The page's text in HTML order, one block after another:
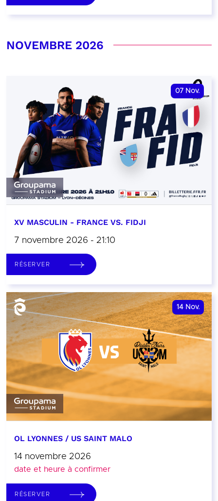
NOVEMBRE 2026
07 Nov.
XV MASCULIN - FRANCE VS. FIDJI
7 novembre 2026 - 21:10
RÉSERVER
14 Nov.
OL LYONNES / US SAINT MALO
14 novembre 2026
date et heure à confirmer
RÉSERVER